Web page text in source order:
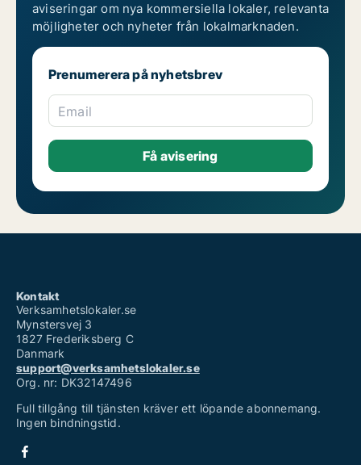
aviseringar om nya kommersiella lokaler, relevanta
möjligheter och nyheter från lokalmarknaden.
Prenumerera på nyhetsbrev
Email
Kontakt
Verksamhetslokaler.se
Mynstersvej 3
1827 Frederiksberg C
Danmark
support@verksamhetslokaler.se
Org. nr: DK32147496
Full tillgång till tjänsten kräver ett löpande abonnemang.
Ingen bindningstid.